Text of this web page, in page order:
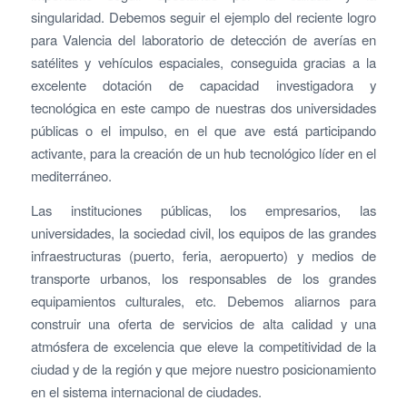
singularidad. Debemos seguir el ejemplo del reciente logro
para Valencia del laboratorio de detección de averías en
satélites y vehículos espaciales, conseguida gracias a la
excelente dotación de capacidad investigadora y
tecnológica en este campo de nuestras dos universidades
públicas o el impulso, en el que ave está participando
activante, para la creación de un hub tecnológico líder en el
mediterráneo.
Las instituciones públicas, los empresarios, las
universidades, la sociedad civil, los equipos de las grandes
infraestructuras (puerto, feria, aeropuerto) y medios de
transporte urbanos, los responsables de los grandes
equipamientos culturales, etc. Debemos aliarnos para
construir una oferta de servicios de alta calidad y una
atmósfera de excelencia que eleve la competitividad de la
ciudad y de la región y que mejore nuestro posicionamiento
en el sistema internacional de ciudades.